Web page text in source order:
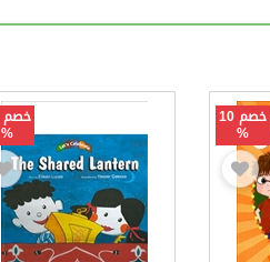
خصم 10
%
%